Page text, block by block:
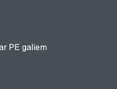
PE galiem